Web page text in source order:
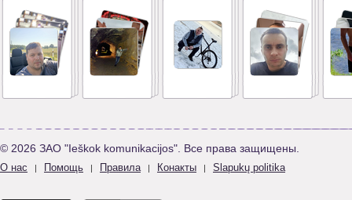
© 2026 ЗАО "Ieškok komunikacijos". Все права защищены.
О нас | Помощь | Правила | Конакты | Slapukų politika